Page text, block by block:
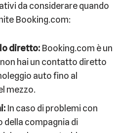
da considerare quando
Booking.com:
diretto: Booking.com è un
hai un contatto diretto
auto fino al
mezzo.
In caso di problemi con
della compagnia di